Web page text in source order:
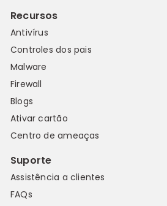
Recursos
Antivírus
Controles dos pais
Malware
Firewall
Blogs
Ativar cartão
Centro de ameaças
Suporte
Assistência a clientes
FAQs